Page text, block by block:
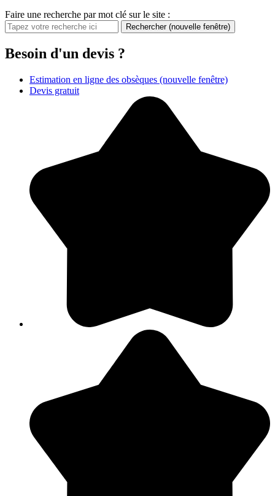
Faire une recherche par mot clé sur le site :
Rechercher (nouvelle fenêtre)
Besoin d'un devis ?
Estimation en ligne des obsèques (nouvelle fenêtre)
Devis gratuit